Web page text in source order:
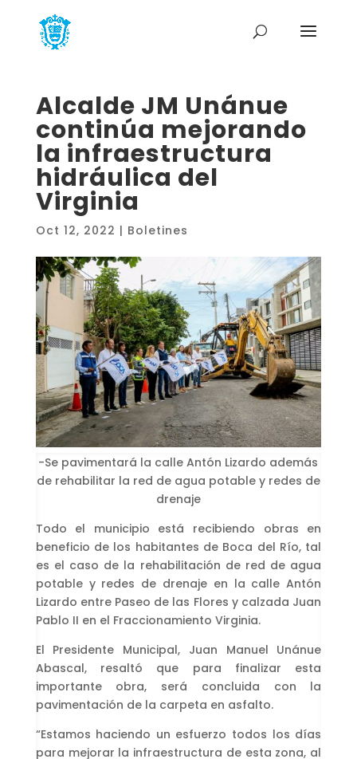
Alcalde JM Unánue
continúa mejorando
la infraestructura
hidráulica del
Virginia
Oct 12, 2022 | Boletines
-Se pavimentará la calle Antón Lizardo además
de rehabilitar la red de agua potable y redes de
drenaje
Todo el municipio está recibiendo obras en
beneficio de los habitantes de Boca del Río, tal
es el caso de la rehabilitación de red de agua
potable y redes de drenaje en la calle Antón
Lizardo entre Paseo de las Flores y calzada Juan
Pablo II en el Fraccionamiento Virginia.
El Presidente Municipal, Juan Manuel Unánue
Abascal, resaltó que para finalizar esta
importante obra, será concluida con la
pavimentación de la carpeta en asfalto.
“Estamos haciendo un esfuerzo todos los días
para mejorar la infraestructura de esta zona, al